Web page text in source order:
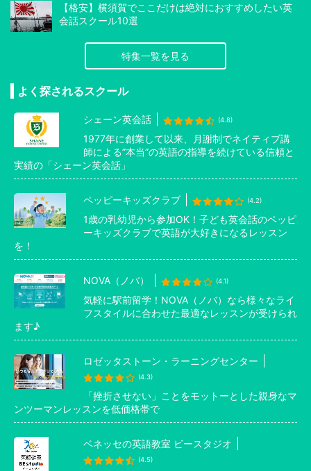
【格安】横須賀でここだけは絶対におすすめしたい英
会話スクール10選
特集一覧を見る
よく探されるスクール
シェーン英会話 (4.8)
1977年に創業して以来、月謝制でネイティブ講
師による”本当”の英語の指導を続けている信頼と
実績の「シェーン英会話」
ペッピーキッズクラブ (4.2)
1歳の乳幼児から参加OK！子ども英会話のペッピ
ーキッズクラブで英語が大好きになるレッスン
を！
NOVA（ノバ） (4.1)
気軽に駅前留学！NOVA（ノバ）なら様々なライ
フスタイルに合わせた最適なレッスンが受けられ
ます♪
ロゼッタストーン・ラーニングセンター
(4.3)
「挫折させない」ことをモットーとした親身なマ
ンツーマンレッスンを低価格帯で
ベネッセの英語教室 ビースタジオ
(4.5)